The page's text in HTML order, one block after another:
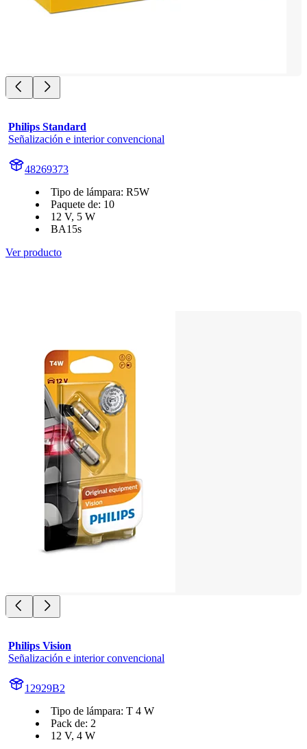
Philips Standard
Señalización e interior convencional
48269373
Tipo de lámpara: R5W
Paquete de: 10
12 V, 5 W
BA15s
Ver producto
Philips Vision
Señalización e interior convencional
12929B2
Tipo de lámpara: T 4 W
Pack de: 2
12 V, 4 W